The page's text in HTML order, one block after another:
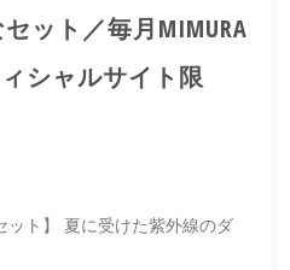
ット／毎月MIMURA
シャルサイト限
ット】 夏に受けた紫外線のダ